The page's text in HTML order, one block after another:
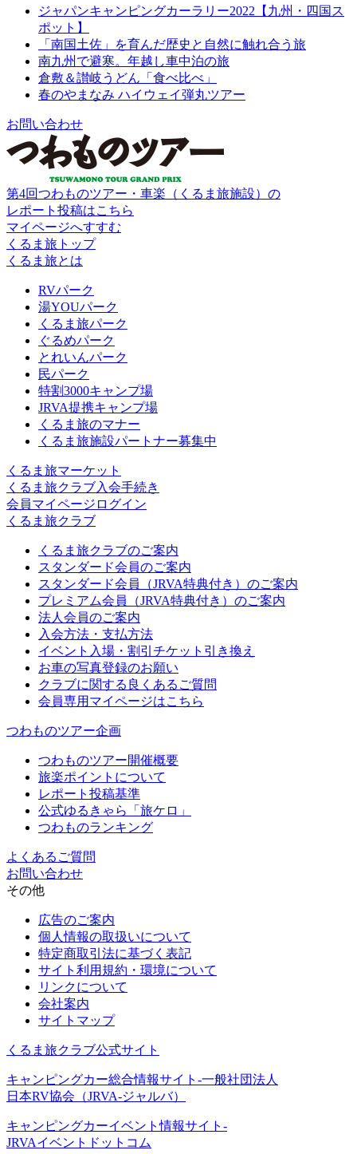
ジャパンキャンピングカーラリー2022【九州・四国ス
ポット】
「南国土佐」を育んだ歴史と自然に触れ合う旅
南九州で避寒。年越し車中泊の旅
倉敷＆讃岐うどん「食べ比べ」
春のやまなみ ハイウェイ弾丸ツアー
お問い合わせ
第4回つわものツアー・車楽（くるま旅施設）の
レポート投稿はこちら
マイページへすすむ
くるま旅トップ
くるま旅とは
RVパーク
湯YOUパーク
くるま旅パーク
ぐるめパーク
とれいんパーク
民パーク
特割3000キャンプ場
JRVA提携キャンプ場
くるま旅のマナー
くるま旅施設パートナー募集中
くるま旅マーケット
くるま旅クラブ入会手続き
会員マイページログイン
くるま旅クラブ
くるま旅クラブのご案内
スタンダード会員のご案内
スタンダード会員（JRVA特典付き）のご案内
プレミアム会員（JRVA特典付き）のご案内
法人会員のご案内
入会方法・支払方法
イベント入場・割引チケット引き換え
お車の写真登録のお願い
クラブに関する良くあるご質問
会員専用マイページはこちら
つわものツアー企画
つわものツアー開催概要
旅楽ポイントについて
レポート投稿基準
公式ゆるきゃら「旅ケロ」
つわものランキング
よくあるご質問
お問い合わせ
その他
広告のご案内
個人情報の取扱いについて
特定商取引法に基づく表記
サイト利用規約・環境について
リンクについて
会社案内
サイトマップ
くるま旅クラブ公式サイト
キャンピングカー総合情報サイト-一般社団法人
日本RV協会（JRVA-ジャルバ）
キャンピングカーイベント情報サイト-
JRVAイベントドットコム